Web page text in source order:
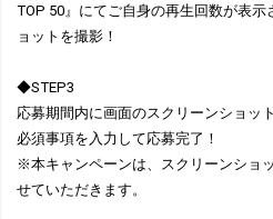
TOP 50』にてご自身の再生回数が表
ョットを撮影！
◆STEP3
応募期間内に画面のスクリーンショッ
必須事項を入力して応募完了！
※本キャンペーンは、スクリーンショ
せていただきます。